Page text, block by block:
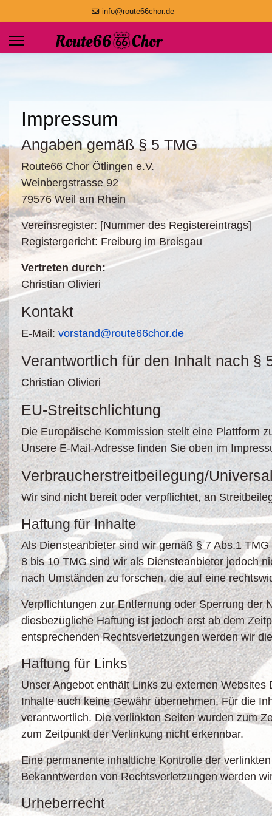
info@route66chor.de
Impressum
Angaben gemäß § 5 TMG
Route66 Chor Ötlingen e.V.
Weinbergstrasse 92
79576 Weil am Rhein
Vereinsregister: [Nummer des Registereintrags]
Registergericht: Freiburg im Breisgau
Vertreten durch:
Christian Olivieri
Kontakt
E-Mail: vorstand@route66chor.de
Verantwortlich für den Inhalt nach §
Christian Olivieri
EU-Streitschlichtung
Die Europäische Kommission stellt eine Plattform
Unsere E-Mail-Adresse finden Sie oben im
Verbraucher­streit­beilegung/
Wir sind nicht bereit oder verpflichtet, an
Haftung für Inhalte
Als Diensteanbieter sind wir gemäß § 7 Abs.1
8 bis 10 TMG sind wir als Diensteanbieter jedoch
nach Umständen zu forschen, die auf eine
Verpflichtungen zur Entfernung oder Sperrung der
diesbezügliche Haftung ist jedoch erst ab dem
entsprechenden Rechtsverletzungen werden wir
Haftung für Links
Unser Angebot enthält Links zu externen
Inhalte auch keine Gewähr übernehmen. Für die
verantwortlich. Die verlinkten Seiten wurden zum
zum Zeitpunkt der Verlinkung nicht erkennbar.
Eine permanente inhaltliche Kontrolle der
Bekanntwerden von Rechtsverletzungen werden
Urheberrecht